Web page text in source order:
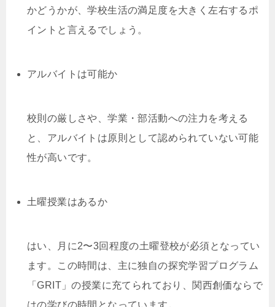
かどうかが、学校生活の満足度を大きく左右するポ
イントと言えるでしょう。
アルバイトは可能か
校則の厳しさや、学業・部活動への注力を考える
と、アルバイトは原則として認められていない可能
性が高いです。
土曜授業はあるか
はい、月に2〜3回程度の土曜登校が必須となってい
ます。この時間は、主に独自の探究学習プログラム
「GRIT」の授業に充てられており、関西創価ならで
はの学びの時間となっています。